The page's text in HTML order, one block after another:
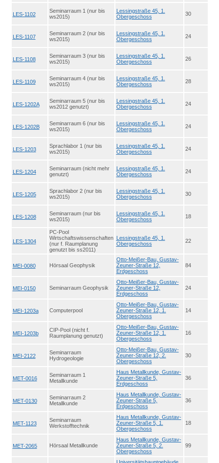
LES-1102
Seminarraum 1 (nur bis
ws2015)
Lessingstraße 45, 1.
Obergeschoss
30
LES-1107
Seminarraum 2 (nur bis
ws2015)
Lessingstraße 45, 1.
Obergeschoss
24
LES-1108
Seminarraum 3 (nur bis
ws2015)
Lessingstraße 45, 1.
Obergeschoss
26
LES-1109
Seminarraum 4 (nur bis
ws2015)
Lessingstraße 45, 1.
Obergeschoss
28
LES-1202A
Seminarraum 5 (nur bis
ws2012 genutzt)
Lessingstraße 45, 1.
Obergeschoss
24
LES-1202B
Seminarraum 6 (nur bis
ws2015)
Lessingstraße 45, 1.
Obergeschoss
24
LES-1203
Sprachlabor 1 (nur bis
ws2015)
Lessingstraße 45, 1.
Obergeschoss
24
LES-1204
Seminarraum (nicht mehr
genutzt)
Lessingstraße 45, 1.
Obergeschoss
24
LES-1205
Sprachlabor 2 (nur bis
ws2015)
Lessingstraße 45, 1.
Obergeschoss
30
LES-1208
Seminarraum (nur bis
ws2015)
Lessingstraße 45, 1.
Obergeschoss
18
LES-1304
PC-Pool
Wirtschaftswissenschaften
(nur f. Raumplanung
genutzt bis ss2011)
Lessingstraße 45, 1.
Obergeschoss
22
MEI-0080 Hörsaal Geophysik
Otto-Meißer-Bau, Gustav-
Zeuner-Straße 12,
Erdgeschoss
84
MEI-0150 Seminarraum Geophysik
Otto-Meißer-Bau, Gustav-
Zeuner-Straße 12,
Erdgeschoss
24
MEI-1203a Computerpool
Otto-Meißer-Bau, Gustav-
Zeuner-Straße 12, 1.
Obergeschoss
14
MEI-1203b
CIP-Pool (nicht f.
Raumplanung genutzt)
Otto-Meißer-Bau, Gustav-
Zeuner-Straße 12, 1.
Obergeschoss
16
MEI-2122
Seminarraum
Hydrogeologie
Otto-Meißer-Bau, Gustav-
Zeuner-Straße 12, 2.
Obergeschoss
30
MET-0016
Seminarraum 1
Metallkunde
Haus Metallkunde, Gustav-
Zeuner-Straße 5,
Erdgeschoss
36
MET-0130
Seminarraum 2
Metallkunde
Haus Metallkunde, Gustav-
Zeuner-Straße 5,
Erdgeschoss
36
MET-1123
Seminarraum
Werkstofftechnik
Haus Metallkunde, Gustav-
Zeuner-Straße 5, 1.
Obergeschoss
18
MET-2065 Hörsaal Metallkunde
Haus Metallkunde, Gustav-
Zeuner-Straße 5, 2.
Obergeschoss
99